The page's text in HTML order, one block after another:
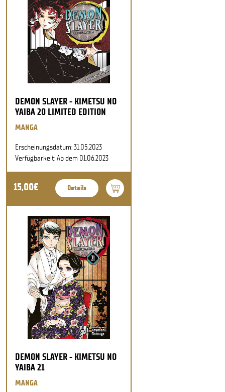
DEMON SLAYER - KIMETSU NO
YAIBA 20 LIMITED EDITION
MANGA
Erscheinungsdatum: 31.05.2023
Verfügbarkeit: Ab dem 01.06.2023
15,00€ Details
DEMON SLAYER - KIMETSU NO
YAIBA 21
MANGA